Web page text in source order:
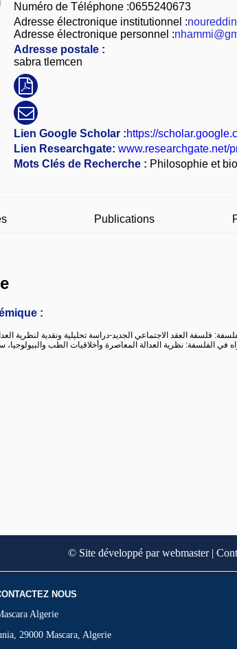
Numéro de Téléphone :0655240673
Adresse électronique institutionnel :
Adresse électronique personnel :
Adresse postale :
sabra tlemcen
Lien Google Scholar :https://
Lien Researchgate: www.researchgate.net/
Mots Clés de Recherche : Philosophie et
Publications
:
شهادة الماجستير في الفلسفة: فلسفة العقد الاجتماعي الجديد-دراسة تحليلية ونقدية
© Site développé par webmaster |
NOUS
Algerie
29000 Mascara, Algerie